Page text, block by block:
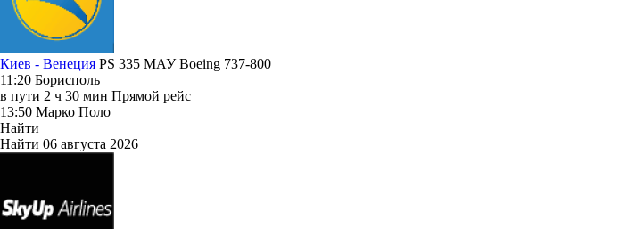
Киев - Венеция PS 335 МАУBoeing 737-800
11:20 Борисполь
в пути 2 ч 30 мин Прямой рейс
13:50 Марко Поло
Найти
Найти 06 августа 2026